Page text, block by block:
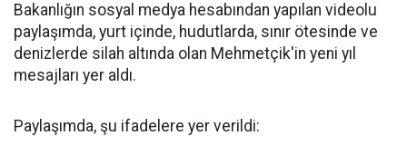
Bakanlığın sosyal medya hesabından yapılan videolu
paylaşımda, yurt içinde, hudutlarda, sınır ötesinde ve
denizlerde silah altında olan Mehmetçik'in yeni yıl
mesajları yer aldı.
Paylaşımda, şu ifadelere yer verildi: